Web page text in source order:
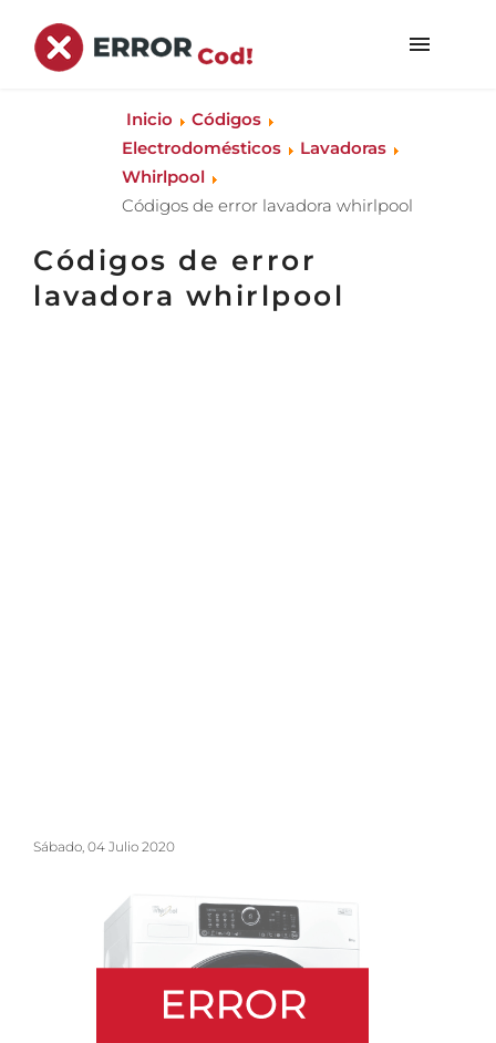
Inicio
Códigos
Electrodomésticos
Lavadoras
Whirlpool
Códigos de error lavadora whirlpool
Códigos de error
lavadora whirlpool
Sábado, 04 Julio 2020